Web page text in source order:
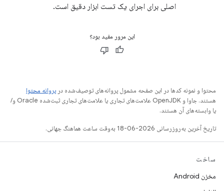
اصلی برای اجرای یک تست ابزار دقیق است.
این مرور مفید بود؟
محتوا و نمونه کدها در این صفحه مشمول پروانه‌های توصیف‌شده در پروانه محتوا
هستند. جاوا و OpenJDK علامت‌های تجاری یا علامت‌های تجاری ثبت‌شده Oracle و/
یا وابسته‌های آن هستند.
تاریخ آخرین به‌روزرسانی 2026-06-18 به‌وقت ساعت هماهنگ جهانی.
ساخت
مخزن Android